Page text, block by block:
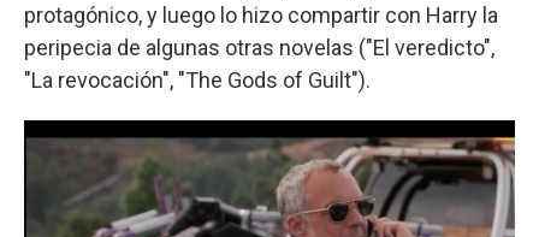
protagónico, y luego lo hizo compartir con Harry la
peripecia de algunas otras novelas ("El veredicto",
"La revocación", "The Gods of Guilt").